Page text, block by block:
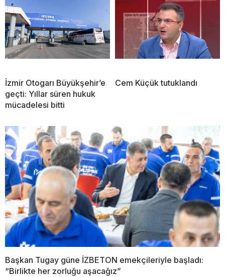
İzmir Otogarı Büyükşehir’e
geçti: Yıllar süren hukuk
mücadelesi bitti
Cem Küçük tutuklandı
Başkan Tugay güne İZBETON emekçileriyle başladı:
“Birlikte her zorluğu aşacağız”